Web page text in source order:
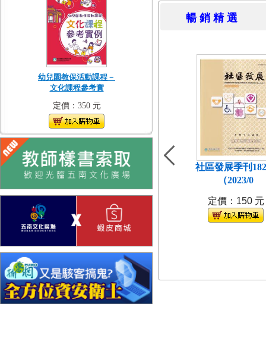
幼兒園教保活動課程－
文化課程參考實
定價：350 元
暢 銷 精
社區發展季刊
（2023/0
定價：150 元